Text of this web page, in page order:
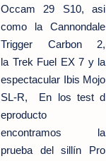
Occam 29 S10, asi
como la Cannondale
Trigger Carbon 2,
la Trek Fuel EX 7 y la
espectacular Ibis Mojo
SL-R, En los test d
eproducto
encontramos la
prueba del sillín Pro